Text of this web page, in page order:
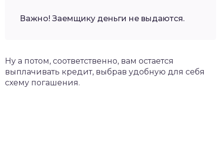
Важно! Заемщику деньги не выдаются.
Ну а потом, соответственно, вам остается
выплачивать кредит, выбрав удобную для себя
схему погашения.